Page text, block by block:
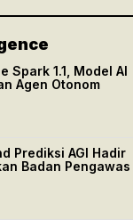
Spark 1.1, Model AI
Agen Otonom
Prediksi AGI Hadir
Badan Pengawas